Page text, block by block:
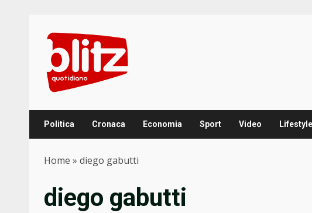
content
Politica Cronaca Economia Sport Video Lifestyle
Home » diego gabutti
diego gabutti